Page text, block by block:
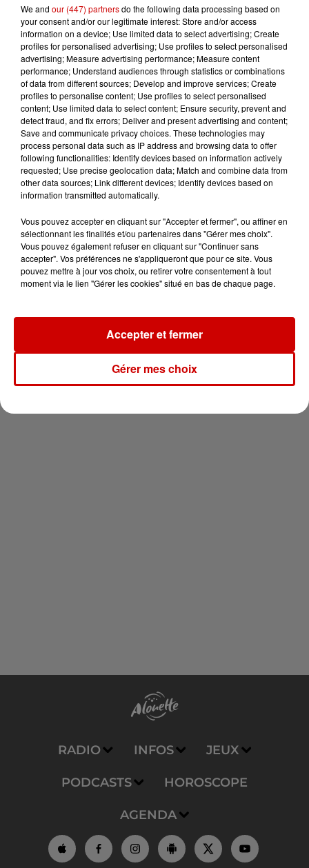
Gagnez vos entrées pour le
Musée du Sport Automobile au
Mans !
Alouette vous invite à
Futuroscope Xperiences !
Le Duel - Gagnez votre balade
en jet ski !
Newsletter
RADIO INFOS JEUX
PODCASTS HOROSCOPE
AGENDA
We and our (447) partnersdo the following data processing based on
your consent and/or our legitimate interest: Store and/or access
information on a device; Use limited data to select advertising; Create
profiles for personalised advertising; Use profiles to select personalised
advertising; Measure advertising performance; Measure content
performance; Understand audiences through statistics or combinations
of data from different sources; Develop and improve services; Create
profiles to personalise content; Use profiles to select personalised
content; Use limited data to select content; Ensure security, prevent and
detect fraud, and fix errors; Deliver and present advertising and content;
Save and communicate privacy choices. These technologies may
process personal data such as IP address and browsing data to offer
following functionalities: Identify devices based on information actively
requested; Use precise geolocation data; Match and combine data from
other data sources; Link different devices; Identify devices based on
information transmitted automatically.
Vous pouvez accepter en cliquant sur "Accepter et fermer", ou affiner en
sélectionnant les finalités et/ou partenaires dans "Gérer mes choix".
Vous pouvez également refuser en cliquant sur "Continuer sans
accepter". Vos préférences ne s'appliqueront que pour ce site. Vous
pouvez mettre à jour vos choix, ou retirer votre consentement à tout
moment via le lien "Gérer les cookies" situé en bas de chaque page.
Gérer mes choix
Accepter et fermer